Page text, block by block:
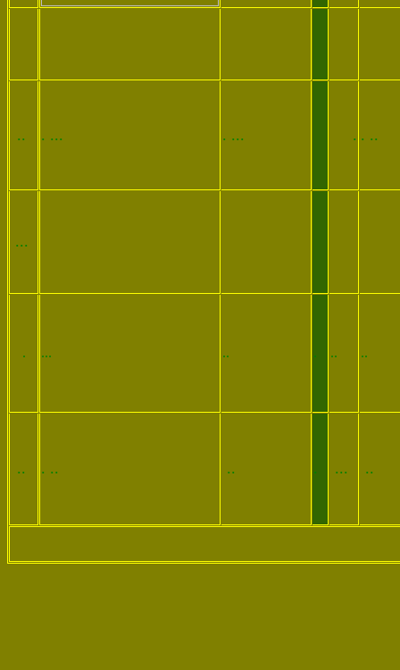
.. . ... . ... . . ..
...
. ... .. . .. ..
.. . .. .. . ... ..